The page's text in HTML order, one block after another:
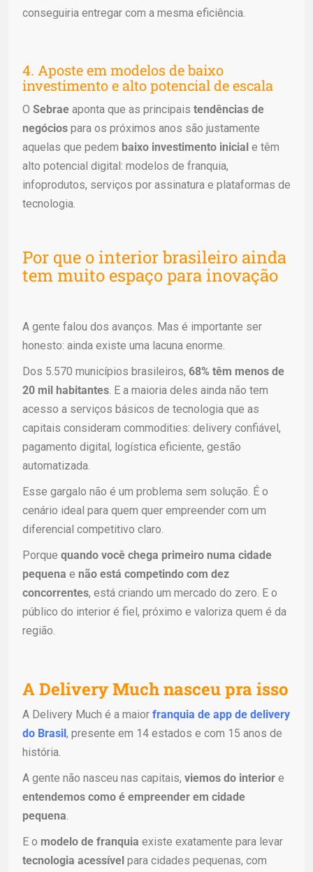
conseguiria entregar com a mesma eficiência.
4. Aposte em modelos de baixo
investimento e alto potencial de escala
O Sebrae aponta que as principais tendências de
negócios para os próximos anos são justamente
aquelas que pedem baixo investimento inicial e têm
alto potencial digital: modelos de franquia,
infoprodutos, serviços por assinatura e plataformas de
tecnologia.
Por que o interior brasileiro ainda
tem muito espaço para inovação
A gente falou dos avanços. Mas é importante ser
honesto: ainda existe uma lacuna enorme.
Dos 5.570 municípios brasileiros, 68% têm menos de
20 mil habitantes . E a maioria deles ainda não tem
acesso a serviços básicos de tecnologia que as
capitais consideram commodities: delivery confiável,
pagamento digital, logística eficiente, gestão
automatizada.
Esse gargalo não é um problema sem solução. É o
cenário ideal para quem quer empreender com um
diferencial competitivo claro.
Porque quando você chega primeiro numa cidade
pequena e não está competindo com dez
concorrentes, está criando um mercado do zero. E o
público do interior é fiel, próximo e valoriza quem é da
região.
A Delivery Much nasceu pra isso
A Delivery Much é a maior franquia de app de delivery
do Brasil, presente em 14 estados e com 15 anos de
história.
A gente não nasceu nas capitais, viemos do interior e
entendemos como é empreender em cidade
pequena
E o modelo de franquia existe exatamente para levar
tecnologia acessível para cidades pequenas, com